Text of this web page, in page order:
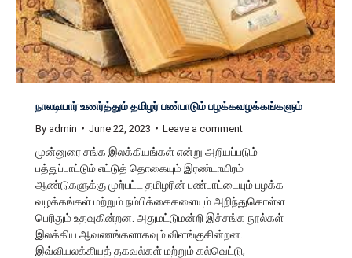
நாலடியார் உணர்த்தும் தமிழர் பண்பாடும் பழக்கவழக்கங்களும்
By admin June 22, 2023 Leave a comment
முன்னுரை சங்க இலக்கியங்கள் என்று அறியப்படும்
பத்துப்பாட்டும் எட்டுத் தொகையும் இரண்டாயிரம்
ஆண்டுகளுக்கு முற்பட்ட தமிழரின் பண்பாட்டையும் பழக்க
வழக்கங்கள் மற்றும் நம்பிக்கைகளையும் அறிந்துகொள்ள
பெரிதும் உதவுகின்றன. அதுமட்டுமன்றி இச்சங்க நூல்கள்
இலக்கிய ஆவணங்களாகவும் விளங்குகின்றன.
இவ்வியலக்கியத் தகவல்கள் மற்றும் கல்வெட்டு,